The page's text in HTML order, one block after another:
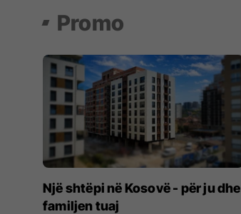
Promo
Një shtëpi në Kosovë - për ju dhe
familjen tuaj